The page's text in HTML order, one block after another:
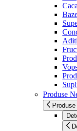
Produse